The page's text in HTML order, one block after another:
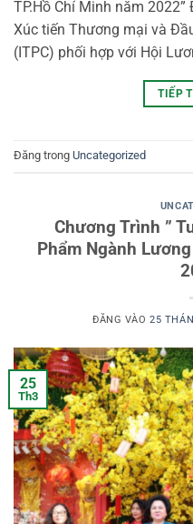
TP.Hồ Chí Minh năm
Xúc tiến Thương mại và
(ITPC) phối hợp với Hội
TIẾP
Đăng trong Uncategorized
Chương Trình ”
Phẩm Ngành
ĐĂNG VÀO25
25
Th3